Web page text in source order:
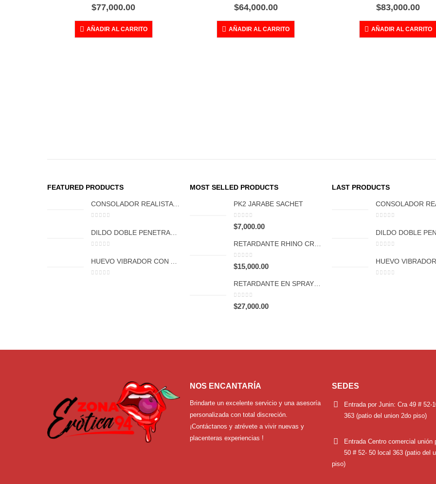
$77,000.00
AÑADIR AL CARRITO
$64,000.00
AÑADIR AL CARRITO
$83,000.00
AÑADIR AL CARRITO
FEATURED PRODUCTS
CONSOLADOR REALISTA TITAN FCT 1127
MOST SELLED PRODUCTS
PK2 JARABE SACHET
0out of 5
$7,000.00
0out of 5
$15,000.00
RETARDANTE EN SPRAY STUD 100 GLASS 8 ML
0out of 5
$27,000.00
LAST PRODUCTS
NOS ENCANTARÍA
Brindarte un excelente servicio y una asesoría
personalizada con total discreción.
¡Contáctanos y atrévete a vivir nuevas y
placenteras experiencias !
SEDES
Entrada por Junin: Cra 49 # 52-
363 (patio del union 2do piso)
Entrada Centro comercial unión
50 # 52- 50 local 363 (patio del
piso)